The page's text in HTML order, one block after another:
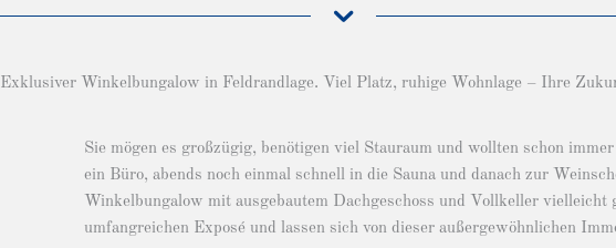
Exklusiver Winkelbungalow in Feldrandlage. Viel Platz, ruhige Wohnlage – Ihre
Sie mögen es großzügig, benötigen viel Stauraum und wollten schon
ein Büro, abends noch einmal schnell in die Sauna und danach zur
Winkelbungalow mit ausgebautem Dachgeschoss und Vollkeller vielleicht
umfangreichen Exposé und lassen sich von dieser außergewöhnlichen